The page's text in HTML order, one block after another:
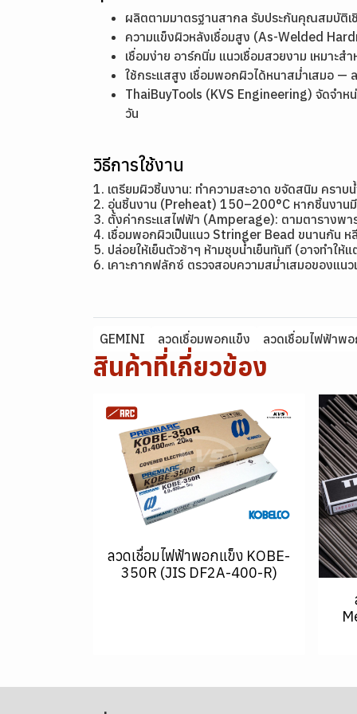
ผลิตตามมาตรฐานสากล รับประกันคุณสมบัติเ
ความแข็งผิวหลังเชื่อมสูง (As-Welded
เชื่อมง่าย อาร์กนิ่ม แนวเชื่อมสวยงาม เหมาะส
ใช้กระแสสูง เชื่อมพอกผิวได้หนาสม่ำเสมอ —
ThaiBuyTools (KVS Engineering) จัดจำ
วัน
วิธีการใช้งาน
1. เตรียมผิวชิ้นงาน: ทำความสะอาด ขจัดสนิม ครา
2. อุ่นชิ้นงาน (Preheat) 150–200°C หากชิ้นงาน
3. ตั้งค่ากระแสไฟฟ้า (Amperage): ตามตารางพา
4. เชื่อมพอกผิวเป็นแนว Stringer Bead ขนานกัน ห
5. ปล่อยให้เย็นตัวช้าๆ ห้ามชุบน้ำเย็นทันที (อาจทำให้
6. เคาะกากฟลักซ์ ตรวจสอบความสม่ำเสมอของแนว
GEMINI ลวดเชื่อมพอกแข็ง ลวดเชื่อมไฟฟ้าพ
สินค้าที่เกี่ยวข้อง
ลวดเชื่อมไฟฟ้าพอกแข็ง KOBE-
350R (JIS DF2A-400-R)